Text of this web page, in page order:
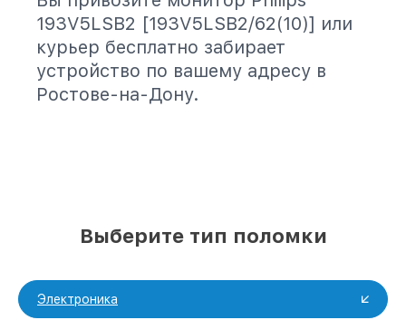
193V5LSB2 [193V5LSB2/62(10)] или
курьер бесплатно забирает
устройство по вашему адресу в
Ростове-на-Дону.
Выберите тип поломки
Электроника